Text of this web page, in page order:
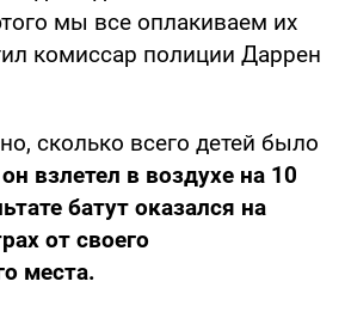
мы все оплакиваем их
комиссар полиции Даррен
сколько всего детей было
он взлетел в воздухе на 10
батут оказался на
от своего
места.